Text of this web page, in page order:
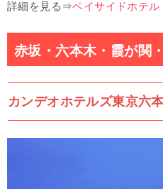
詳細を見る⇒ベイサイドホテ
赤坂・六本木・霞が関
カンデオホテルズ東京六